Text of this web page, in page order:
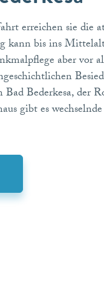
erreichen sie die
kann bis ins
aber vor
Bederkesa,
gibt es